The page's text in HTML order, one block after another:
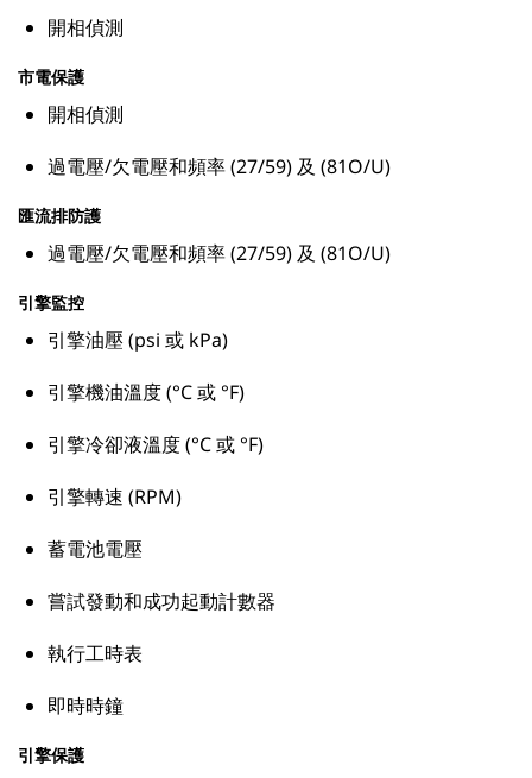
開相偵測
市電保護
開相偵測
過電壓/欠電壓和頻率 (27/59) 及 (81O/U)
匯流排防護
過電壓/欠電壓和頻率 (27/59) 及 (81O/U)
引擎監控
引擎油壓 (psi 或 kPa)
引擎機油溫度 (°C 或 °F)
引擎冷卻液溫度 (°C 或 °F)
引擎轉速 (RPM)
蓄電池電壓
嘗試發動和成功起動計數器
執行工時表
即時時鐘
引擎保護